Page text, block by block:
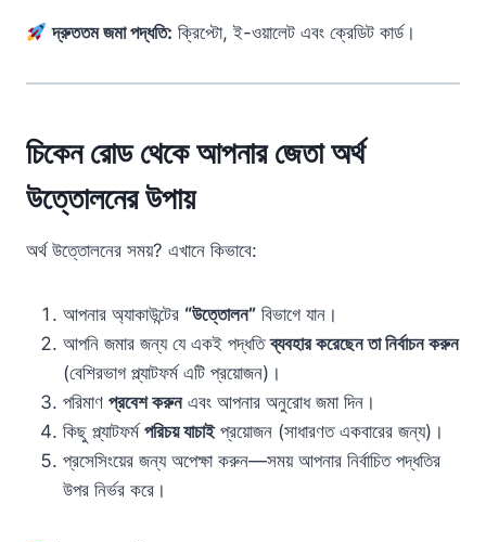
দ্রুততম জমা পদ্ধতি: ক্রিপ্টো, ই-ওয়ালেট এবং ক্রেডিট কার্ড।
চিকেন রোড থেকে আপনার জেতা অর্থ
উত্তোলনের উপায়
অর্থ উত্তোলনের সময়? এখানে কিভাবে:
আপনার অ্যাকাউন্টের “উত্তোলন” বিভাগে যান।
আপনি জমার জন্য যে একই পদ্ধতিব্যবহার করেছেন তা নির্বাচন করুন
(বেশিরভাগ প্ল্যাটফর্ম এটি প্রয়োজন)।
পরিমাণ প্রবেশ করুনএবং আপনার অনুরোধ জমা দিন।
কিছু প্ল্যাটফর্ম পরিচয় যাচাইপ্রয়োজন (সাধারণত একবারের জন্য)।
প্রসেসিংয়ের জন্য অপেক্ষা করুন—সময় আপনার নির্বাচিত পদ্ধতির
উপর নির্ভর করে।